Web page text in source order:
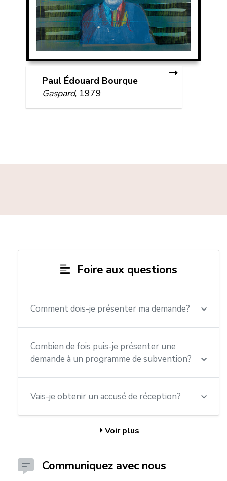
Paul Édouard Bourque
Gaspard, 1979
Foire aux questions
Comment dois-je présenter ma demande?
Combien de fois puis-je présenter une
demande à un programme de subvention?
Vais-je obtenir un accusé de réception?
Voir plus
Communiquez avec nous